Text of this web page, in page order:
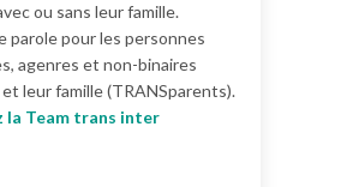
ou sans leur famille.
parole pour les personnes
agenres et non-binaires
et leur famille (TRANSparents).
la Team trans inter